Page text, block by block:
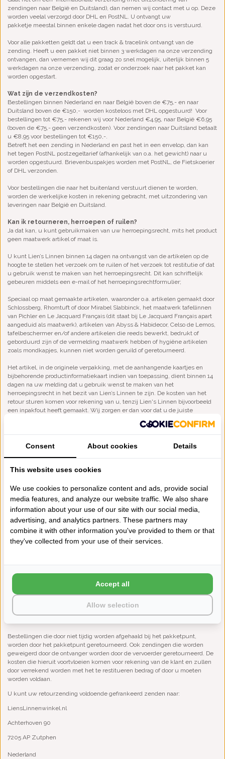
zendingen naar België en Duitsland), dan nemen wij contact met u op. Deze
worden veelal verzorgd door DHL en PostNL. U ontvangt uw
pakketje meestal binnen enkele dagen nadat het door ons is verstuurd.
Voor alle pakketten geldt dat u een track & tracelink ontvangt van de
zending. Heeft u een pakket niet binnen 3 werkdagen na onze verzending
ontvangen, dan vernemen wij dit graag zo snel mogelijk, uiterlijk binnen 5
werkdagen na onze verzending, zodat er onderzoek naar het pakket kan
worden opgestart.
Wat zijn de verzendkosten?
Bestellingen binnen Nederland en naar België boven de €75,- en naar
Duitsland boven de €150,- worden kosteloos met DHL opgestuurd! Voor
bestellingen tot €75,- rekenen wij voor Nederland €4,95, naar België €6,95
(boven de €75,- geen verzendkosten). Voor zendingen naar Duitsland betaalt
u €8,95 voor bestellingen tot €150,-.
Betreft het een zending in Nederland en past het in een envelop, dan kan
het tegen PostNL postzegeltarief (afhankelijk van o.a. het gewicht) naar u
worden opgestuurd. Brievenbuspakjes worden met PostNL, de Fietskoerier
of DHL verzonden.
Voor bestellingen die naar het buitenland verstuurt dienen te worden,
worden de werkelijke kosten in rekening gebracht, met uitzondering van
leveringen naar België en Duitsland.
Kan ik retourneren, herroepen of ruilen?
Ja dat kan, u kunt gebruikmaken van uw herroepingsrecht, mits het product
geen maatwerk artikel of maat is.
U kunt Lien’s Linnen binnen 14 dagen na ontvangst van de artikelen op de
hoogte te stellen het verzoek om te ruilen of het verzoek tot restitutie of dat
u gebruik wenst te maken van het herroepingsrecht. Dit kan schriftelijk
gebeuren middels een e-mail of het herroepingsrechtformulier;
Speciaal op maat gemaakte artikelen, waaronder o.a. artikelen gemaakt door
Schlossberg, Rhomtuft of door Mirabel Slabbinck, het maatwerk tafellinnen
van Pichler en Le Jacquard Français (dit staat bij Le Jacquard Français apart
aangeduid als maatwerk), artikelen van Abyss & Habidecor, Celso de Lemos,
tafelbeschermer en/of andere artikelen die reeds bewerkt, bedrukt of
geborduurd zijn of de vermelding maatwerk hebben of hygiëne artikelen
zoals mondkapjes, kunnen niet worden geruild of geretourneerd.
Het artikel, in de originele verpakking, met de aanhangende kaartjes en
bijbehorende productinformatiekaart indien van toepassing, dient binnen 14
dagen na uw melding dat u gebruik wenst te maken van het
herroepingsrecht in het bezit van Lien’s Linnen te zijn. De kosten van het
retour sturen komen voor rekening van u, tenzij Lien's Linnen bijvoorbeeld
een inpakfout heeft gemaakt. Wij zorgen er dan voor dat u de juiste
documenten in huis krijgt om uw bestelling te retourneren of wij spreken
Stuurt u een deel van uw bestelling terug, waardoor u onder het
verzendkostenvrije bedrag van aankopen uitkomt, dan verrekenen wij de
verzendkosten die u anders had moeten betalen. Mocht u andere artikelen
deze als een nieuwe bestelling.
Artikelen die niet in de originele verpakking worden geretourneerd en/of
waarvan het vermoeden bestaat dat de artikelen gebruikt zijn en/of niet
meer schoon en/of niet meer verkoopbaar zijn, worden niet geaccepteerd.
Niet geaccepteerde retourzending worden door Lien’s Linnen
teruggestuurd. U betaalt zelf de kosten voor het opnieuw opsturen, via een
betaallink die Lien’s Linnen u zal toesturen of deze zullen worden
terug zending die op initiatief van de klant is gedaan. Niet (voldoende)
gefrankeerde pakketten worden niet geaccepteerd.
Na ontvangst van uw retourzending zullen wij het tegoed zo spoedig
mogelijk vergoeden, uiterlijk binnen 14 dagen na ontvangst van uw
Bestellingen die door niet tijdig worden afgehaald bij het pakketpunt,
worden door het pakketpunt geretourneerd. Ook zendingen die worden
geweigerd door de ontvanger worden door de vervoerder geretourneerd. De
kosten die hieruit voortvloeien komen voor rekening van de klant en zullen
door verrekend worden met het te restitueren bedrag of door u moeten
worden voldaan.
U kunt uw retourzending voldoende gefrankeerd zenden naar:
LiensLinnenwinkel.nl
Achterhoven 90
7205 AP Zutphen
Nederland
Consent About cookies Details
This website uses cookies
We use cookies to personalize content and ads, provide social
media features, and analyze our website traffic. We also share
information about your use of our site with our social media,
advertising, and analytics partners. These partners may
combine it with other information you've provided to them or that
they've collected from your use of their services.
Allow selection
Accept all